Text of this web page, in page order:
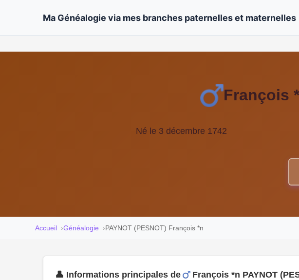
Ma Généalogie via mes branches paternelles et maternelles
François
Né le 3 décembre 1742
Accueil Généalogie PAYNOT (PESNOT) François *n
👤 Informations principales de François *n PAYNOT